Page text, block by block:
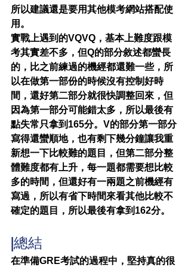
所以建議還是要用其他模考網站搭配使
用。
實戰上遇到的VQVQ，基本上難度跟模
考其實差不多，但Q的部分敘述都蠻長
的，比之前練過的機經都還難一些，所
以在做第一部份的時候沒有控制好時
間，還好第二部分就很快調整回來，但
因為第一部分可能錯太多，所以最後有
點失常只拿到165分。V的部分第一部分
寫得還蠻順地，也有剩下幾分鐘讓我重
新想一下比較難的題目，但第二部分整
體難度都有上升，每一題都需要想比較
多的時間，但還好有一兩題之前機經有
寫過，所以有省下時間來看其他比較不
確定的題目，所以最後有拿到162分。
|總結
在準備GRE考試的過程中，堅持真的很